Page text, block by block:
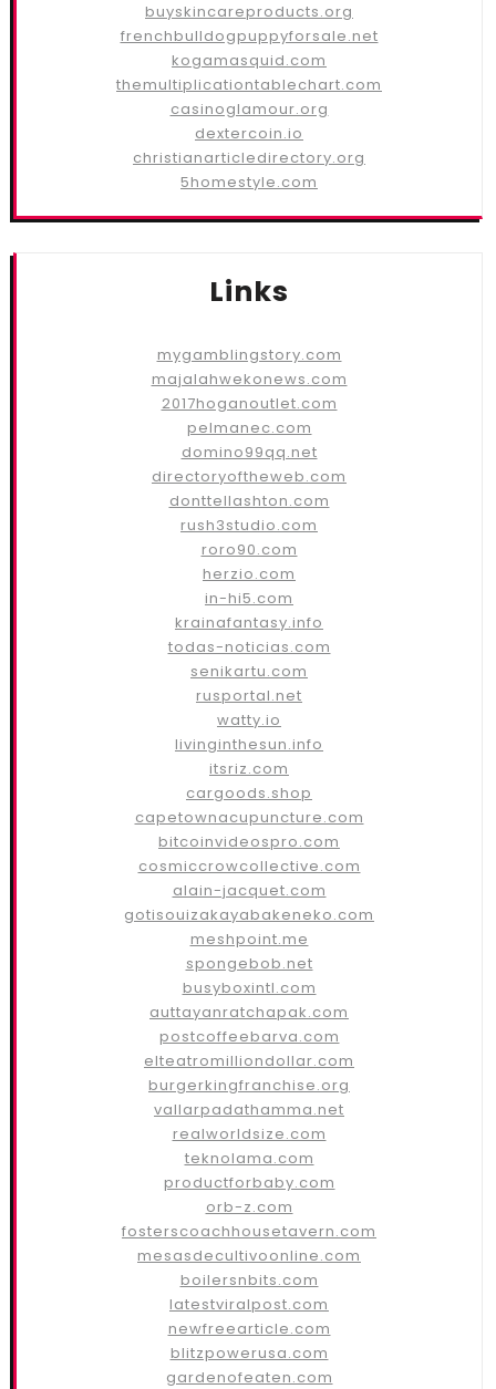
buyskincareproducts.org
frenchbulldogpuppyforsale.net
kogamasquid.com
themultiplicationtablechart.com
casinoglamour.org
dextercoin.io
christianarticledirectory.org
5homestyle.com
Links
mygamblingstory.com
majalahwekonews.com
2017hoganoutlet.com
pelmanec.com
domino99qq.net
directoryoftheweb.com
donttellashton.com
rush3studio.com
roro90.com
herzio.com
in-hi5.com
krainafantasy.info
todas-noticias.com
senikartu.com
rusportal.net
watty.io
livinginthesun.info
itsriz.com
cargoods.shop
capetownacupuncture.com
bitcoinvideospro.com
cosmiccrowcollective.com
alain-jacquet.com
gotisouizakayabakeneko.com
meshpoint.me
spongebob.net
busyboxintl.com
auttayanratchapak.com
postcoffeebarva.com
elteatromilliondollar.com
burgerkingfranchise.org
vallarpadathamma.net
realworldsize.com
teknolama.com
productforbaby.com
orb-z.com
fosterscoachhousetavern.com
mesasdecultivoonline.com
boilersnbits.com
latestviralpost.com
newfreearticle.com
blitzpowerusa.com
gardenofeaten.com